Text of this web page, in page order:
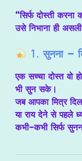
“सिर्फ दोस्ती करना
उसे निभाना ही
1.सुनना –
एक सच्चा दोस्त वो
भी सुन सके।
जब आपका मित्र
या राय देने से पहले
कभी-कभी सिर्फ